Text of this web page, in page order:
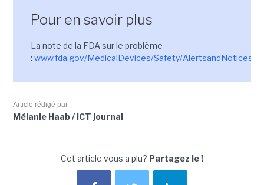
Pour en savoir plus
La note de la FDA sur le problème
: www.fda.gov/MedicalDevices/Safety/AlertsandNotices/
Article rédigé par
Mélanie Haab / ICT journal
Cet article vous a plu? Partagez le !